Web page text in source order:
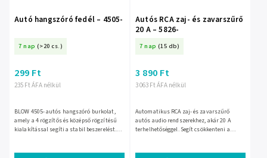
Autó hangszóró fedél – 4505-
7 nap (>20 cs.)
235 Ft ÁFA nélkül
299 Ft
BLOW 4505- autós hangszóró burkolat,
amely a 4 rögzítős és középső rögzítésű
kialakítással segíti a stabil beszerelést.
Autós RCA zaj- és zavarszűrő
20 A – 5826-
7 nap (15 db)
3 063 Ft ÁFA nélkül
3 890 Ft
Automatikus RCA zaj- és zavarszűrő
autós audio rendszerekhez, akár 20 A
terhelhetőséggel. Segít csökkenteni a